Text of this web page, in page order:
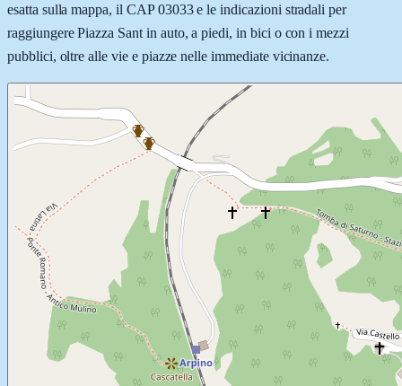
esatta sulla mappa, il CAP 03033 e le indicazioni stradali per
raggiungere Piazza Sant in auto, a piedi, in bici o con i mezzi
pubblici, oltre alle vie e piazze nelle immediate vicinanze.